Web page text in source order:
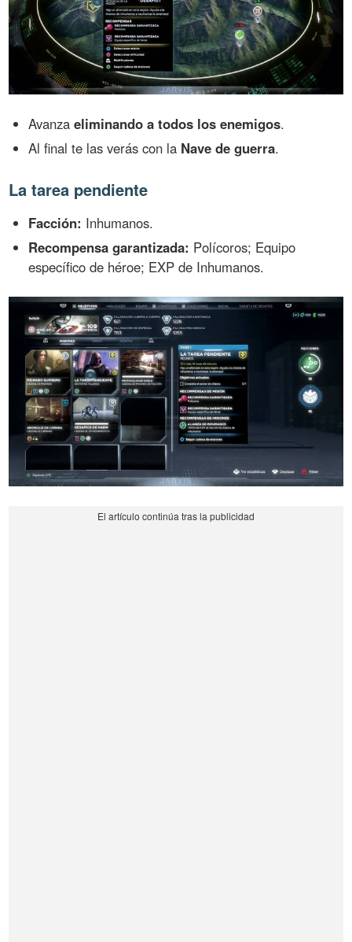
Avanzaeliminando a todos los enemigos.
Al final te las verás con la Nave de guerra.
La tarea pendiente
Facción: Inhumanos.
Recompensa garantizada: Polícoros; Equipo
específico de héroe; EXP de Inhumanos.